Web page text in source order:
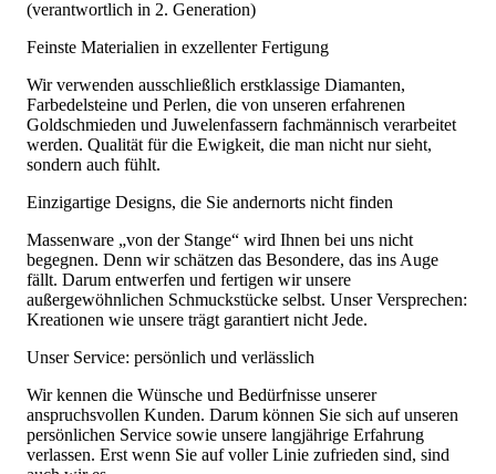
(verantwortlich in 2. Generation)
Feinste Materialien in exzellenter Fertigung
Wir verwenden ausschließlich erstklassige Diamanten,
Farbedelsteine und Perlen, die von unseren erfahrenen
Goldschmieden und Juwelenfassern fachmännisch verarbeitet
werden. Qualität für die Ewigkeit, die man nicht nur sieht,
sondern auch fühlt.
Einzigartige Designs, die Sie andernorts nicht finden
Massenware „von der Stange“ wird Ihnen bei uns nicht
begegnen. Denn wir schätzen das Besondere, das ins Auge
fällt. Darum entwerfen und fertigen wir unsere
außergewöhnlichen Schmuckstücke selbst. Unser Versprechen:
Kreationen wie unsere trägt garantiert nicht Jede.
Unser Service: persönlich und verlässlich
Wir kennen die Wünsche und Bedürfnisse unserer
anspruchsvollen Kunden. Darum können Sie sich auf unseren
persönlichen Service sowie unsere langjährige Erfahrung
verlassen. Erst wenn Sie auf voller Linie zufrieden sind, sind